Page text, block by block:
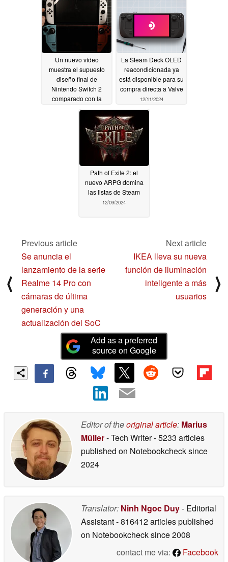
Un nuevo vídeo
muestra el supuesto
diseño final de
Nintendo Switch 2
comparado con la
Steam Deck de Valve y
la Switch OLED
12/12/2024
La Steam Deck OLED
reacondicionada ya
está disponible para su
compra directa a Valve
12/11/2024
Path of Exile 2: el
nuevo ARPG domina
las listas de Steam
12/09/2024
⟨
Previous article
Se anuncia el
lanzamiento de la serie
Realme 14 Pro con
cámaras de última
generación y una
actualización del SoC
Next article
IKEA lleva su nueva
función de iluminación
inteligente a más
usuarios
⟩
Add as a preferred
source on Google
Editor of theoriginal article: Marius
Müller- Tech Writer- 5233 articles
published on Notebookchecksince
2024
Translator: Ninh Ngoc Duy- Editorial
Assistant- 816412 articles published
on Notebookchecksince 2008
contact me via:
Facebook